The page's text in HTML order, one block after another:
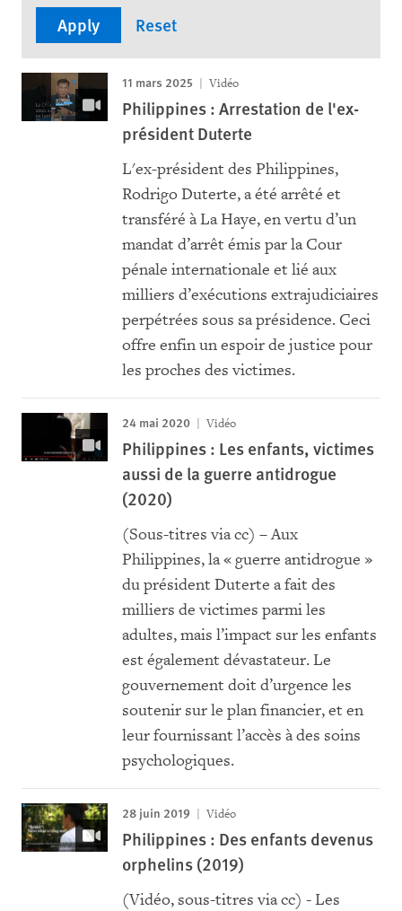
11 mars 2025 Vidéo
Philippines : Arrestation de l'ex-
président Duterte
L'ex-président des Philippines,
Rodrigo Duterte, a été arrêté et
transféré à La Haye, en vertu d’un
mandat d’arrêt émis par la Cour
pénale internationale et lié aux
milliers d’exécutions extrajudiciaires
perpétrées sous sa présidence. Ceci
offre enfin un espoir de justice pour
les proches des victimes.
24 mai 2020 Vidéo
Philippines : Les enfants, victimes
aussi de la guerre antidrogue
(2020)
(Sous-titres via cc) – Aux
Philippines, la « guerre antidrogue »
du président Duterte a fait des
milliers de victimes parmi les
adultes, mais l’impact sur les enfants
est également dévastateur. Le
gouvernement doit d’urgence les
soutenir sur le plan financier, et en
leur fournissant l’accès à des soins
psychologiques.
28 juin 2019 Vidéo
Philippines : Des enfants devenus
orphelins (2019)
(Vidéo, sous-titres via cc) - Les